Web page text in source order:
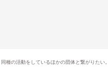
同種の活動をしているほかの団体と繋がりたい。